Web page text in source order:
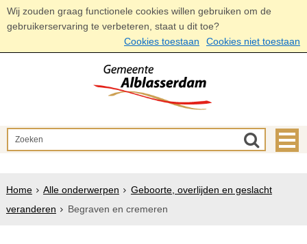
Wij zouden graag functionele cookies willen gebruiken om de
gebruikerservaring te verbeteren, staat u dit toe?
Cookies toestaan
Cookies niet toestaan
Home Alle onderwerpen
Geboorte, overlijden en geslacht
veranderen
Begraven en cremeren